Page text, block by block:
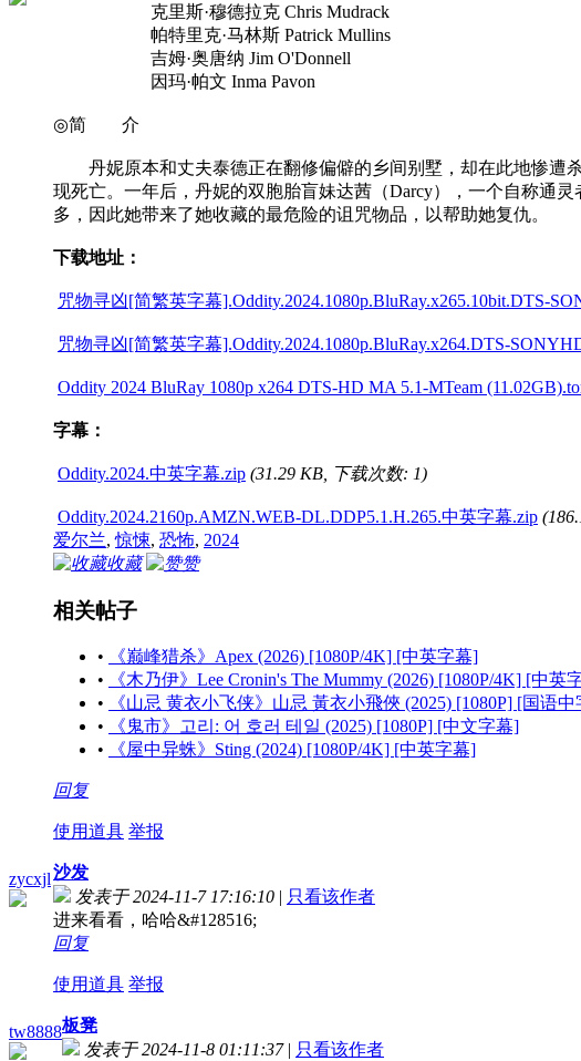
克里斯·穆德拉克 Chris Mudrack
帕特里克·马林斯 Patrick Mullins
吉姆·奥唐纳 Jim O'Donnell
因玛·帕文 Inma Pavon
◎简 介
丹妮原本和丈夫泰德正在翻修偏僻的乡间别墅，却在此地惨遭
现死亡。一年后，丹妮的双胞胎盲妹达茜（Darcy），一个自称通
多，因此她带来了她收藏的最危险的诅咒物品，以帮助她复仇。
下载地址：
咒物寻凶[简繁英字幕].Oddity.2024.1080p.BluRay.x265.10bit.DTS-
咒物寻凶[简繁英字幕].Oddity.2024.1080p.BluRay.x264.DTS-
Oddity 2024 BluRay 1080p x264 DTS-HD MA 5.1-MTeam
字幕：
Oddity.2024.中英字幕.zip (31.29 KB, 下载次数: 1)
Oddity.2024.2160p.AMZN.WEB-DL.DDP5.1.H.265.中英字幕.zip
爱尔兰,惊悚, 恐怖, 2024
收藏
赞
相关帖子
•
《巅峰猎杀》Apex (2026) [1080P/4K] [中英字幕]
•
《木乃伊》Lee Cronin's The Mummy (2026) [1080P/4K] [中英
•
《山忌 黄衣小飞侠》山忌 黃衣小飛俠 (2025) [1080P] [国语中
•
《鬼市》고리: 어 호러 테일 (2025) [1080P] [中文字幕]
•
《屋中异蛛》Sting (2024) [1080P/4K] [中英字幕]
回复
使用道具 举报
zycxjl沙发
发表于 2024-11-7 17:16:10 | 只看该作者
进来看看，哈哈&#128516;
回复
使用道具 举报
tw8888板凳
发表于 2024-11-8 01:11:37 | 只看该作者